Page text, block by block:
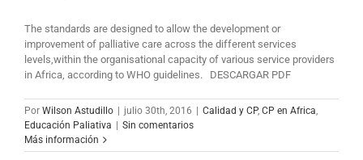
The standards are designed to allow the development or
improvement of palliative care across the different services
levels,within the organisational capacity of various service providers
in Africa, according to WHO guidelines. DESCARGAR PDF
Por Wilson Astudillo julio 30th, 2016 Calidad y CP, CP en Africa,
Educación Paliativa
Sin comentarios
Más información